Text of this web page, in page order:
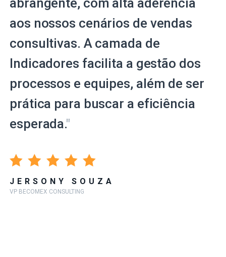
aos nossos cenários de vendas
consultivas. A camada de
Indicadores facilita a gestão dos
processos e equipes, além de ser
prática para buscar a eficiência
esperada."
JERSONY SOUZA
VP BECOMEX CONSULTING